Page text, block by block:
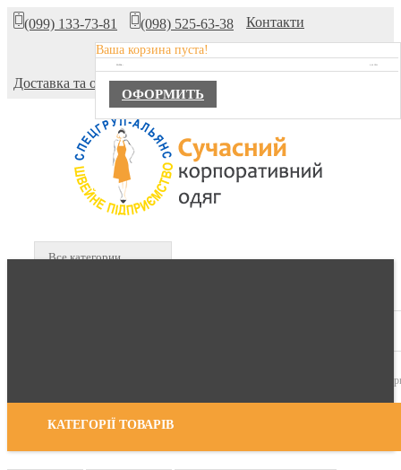
(099) 133-73-81 (098) 525-63-38
Контакти
Доставка та оплата
Все категории
0,00
Ваша корзина пуста!
ОФОРМИТЬ
КАТЕГОРІЇ ТОВАРІВ